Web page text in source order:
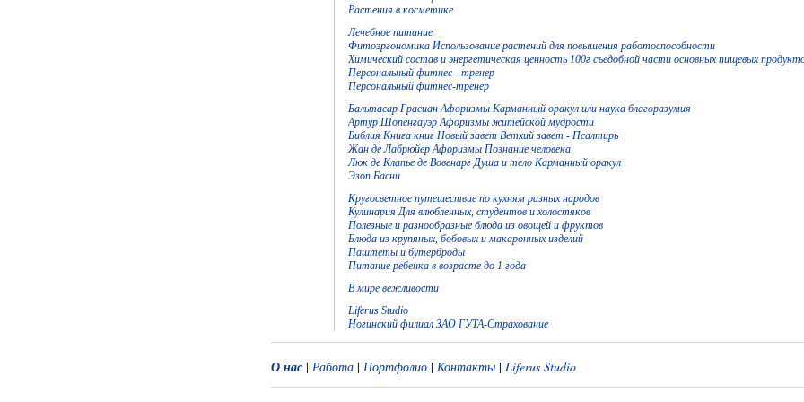
Растения в косметике
Лечебное питание
Фитоэргономика Использование растений для повышения работоспособности
Химический состав и энергетическая ценность 100г съедобной части основных пищевых
Персональный фитнес - тренер
Персональный фитнес-тренер
Бальтасар Грасиан Афоризмы Карманный оракул или наука благоразумия
Артур Шопенгауэр Афоризмы житейской мудрости
Библия Книга книг Новый завет Ветхий завет - Псалтирь
Жан де Лабрюйер Афоризмы Познание человека
Люк де Клапье де Вовенарг Душа и тело Карманный оракул
Эзоп Басни
Кругосветное путешествие по кухням разных народов
Кулинария Для влюбленных, студентов и холостяков
Полезные и разнообразные блюда из овощей и фруктов
Блюда из крупяных, бобовых и макаронных изделий
Паштеты и бутерброды
Питание ребенка в возрасте до 1 года
В мире вежливости
Liferus Studio
Ногинский филиал ЗАО ГУТА-Страхование
О нас | Работа | Портфолио | Контакты | Liferus Studio